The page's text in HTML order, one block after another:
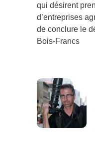
qui désirent
d’entreprises
de conclure le
Bois-Francs